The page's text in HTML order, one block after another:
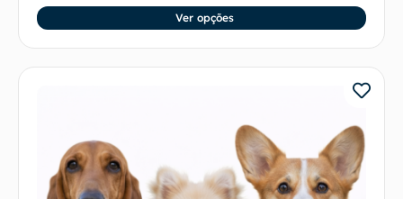
Ver opções